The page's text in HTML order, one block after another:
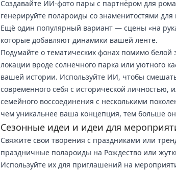
Создавайте ИИ-фото пары с партнёром для
генерируйте полароиды со знаменитостями для
Ещё один популярный вариант — сцены «на
которые добавляют динамики вашей ленте.
Подумайте о тематических фонах помимо
локации вроде солнечного парка или уютного
вашей истории. Используйте ИИ, чтобы
современного себя с исторической личностью,
семейного воссоединения с несколькими
чем уникальнее ваша концепция, тем больше
Сезонные идеи и идеи для
Свяжите свои творения с праздниками или
праздничные полароиды на Рождество или
Используйте их для приглашений на